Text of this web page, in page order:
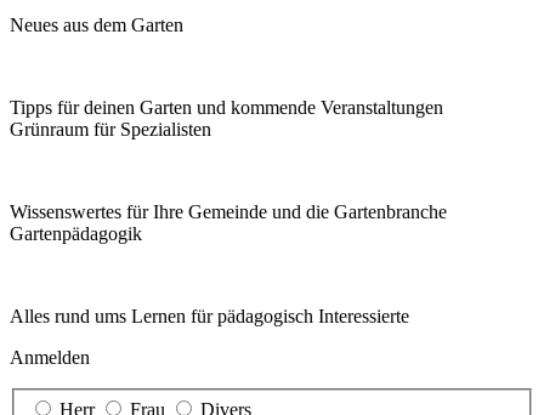
Neues aus dem Garten
Tipps für deinen Garten und kommende Veranstaltungen
Grünraum für Spezialisten
Wissenswertes für Ihre Gemeinde und die Gartenbranche
Garten­pädagogik
Alles rund ums Lernen für pädagogisch Interessierte
Anmelden
Herr Frau Divers